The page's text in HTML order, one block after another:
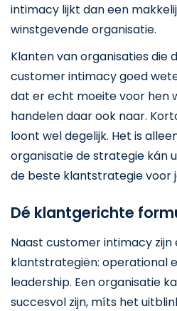
intimacy lijkt dan een
winstgevende organisatie.
Klanten van organisaties die
customer intimacy goed
dat er echt moeite voor hen
handelen daar ook naar.
loont wel degelijk. Het is
organisatie de strategie kán
de beste klantstrategie voor
Dé klantgerichte
Naast customer intimacy zijn
klantstrategiën: operational
leadership. Een organisatie
succesvol zijn, míts het